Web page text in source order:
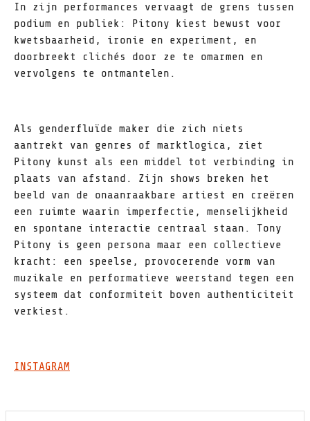
In zijn performances vervaagt de grens tussen
podium en publiek: Pitony kiest bewust voor
kwetsbaarheid, ironie en experiment, en
doorbreekt clichés door ze te omarmen en
vervolgens te ontmantelen.
Als genderfluïde maker die zich niets
aantrekt van genres of marktlogica, ziet
Pitony kunst als een middel tot verbinding in
plaats van afstand. Zijn shows breken het
beeld van de onaanraakbare artiest en creëren
een ruimte waarin imperfectie, menselijkheid
en spontane interactie centraal staan. Tony
Pitony is geen persona maar een collectieve
kracht: een speelse, provocerende vorm van
muzikale en performatieve weerstand tegen een
systeem dat conformiteit boven authenticiteit
verkiest.
INSTAGRAM